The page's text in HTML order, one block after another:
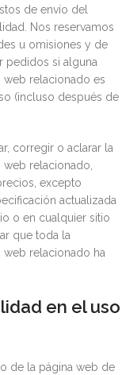
de envío del
Nos reservamos
u omisiones y de
pedidos si alguna
web relacionado es
(incluso después de
corregir o aclarar la
relacionado,
excepto
actualizada
o en cualquier sitio
que toda la
relacionado ha
en el uso
de la página web de